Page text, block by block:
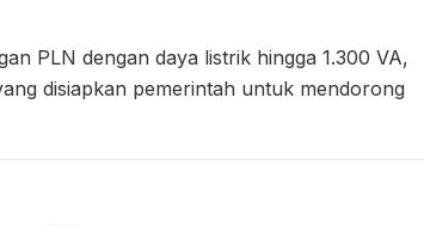
PLN dengan daya listrik hingga 1.300 VA,
disiapkan pemerintah untuk mendorong